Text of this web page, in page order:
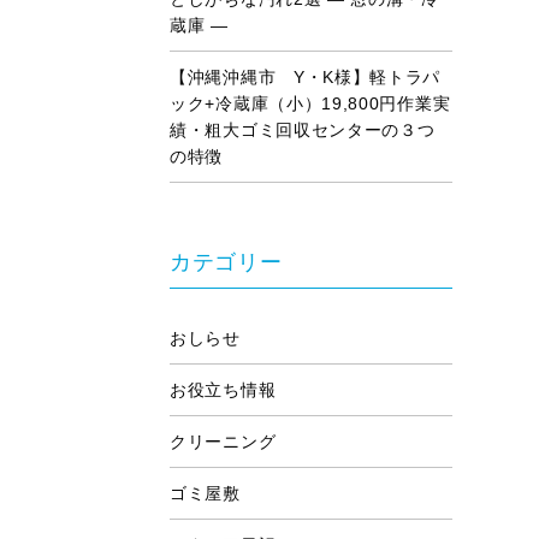
蔵庫 ―
【沖縄沖縄市 Y・K様】軽トラパ
ック+冷蔵庫（小）19,800円作業実
績・粗大ゴミ回収センターの３つ
の特徴
カテゴリー
おしらせ
お役立ち情報
クリーニング
ゴミ屋敷